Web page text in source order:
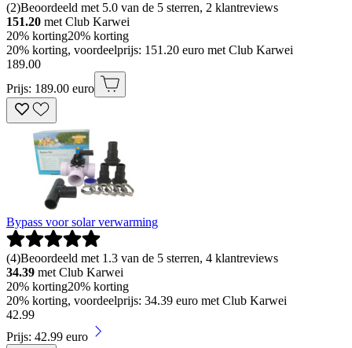
(2)Beoordeeld met 5.0 van de 5 sterren, 2 klantreviews
151.20 met Club Karwei
20% korting20% korting
20% korting, voordeelprijs: 151.20 euro met Club Karwei
189.00
Prijs: 189.00 euro
Bypass voor solar verwarming
(4)Beoordeeld met 1.3 van de 5 sterren, 4 klantreviews
34.39 met Club Karwei
20% korting20% korting
20% korting, voordeelprijs: 34.39 euro met Club Karwei
42.99
Prijs: 42.99 euro